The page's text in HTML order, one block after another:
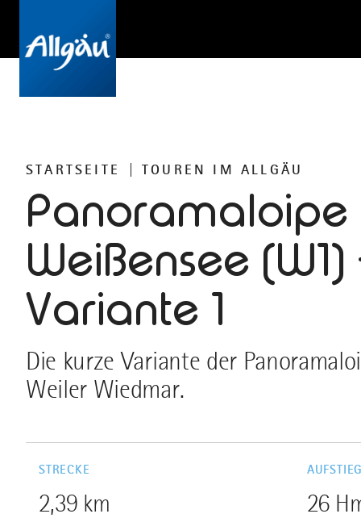
STARTSEITE TOUREN IM ALLGÄU
Panoramaloipe
Weißensee (W1)
Variante 1
Die kurze Variante der
Weiler Wiedmar.
STRECKE
2,39 km
AUFSTIEG
26